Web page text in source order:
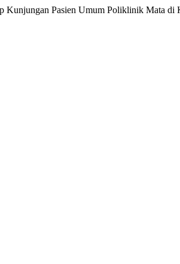
Kunjungan Pasien Umum Poliklinik Mata di